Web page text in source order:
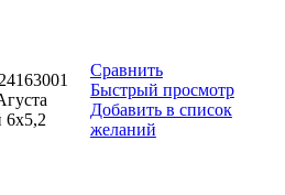
Сравнить
Быстрый просмотр
Добавить в список
желаний